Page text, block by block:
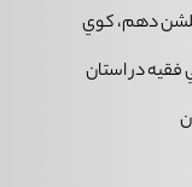
دهم، کوي
در استان